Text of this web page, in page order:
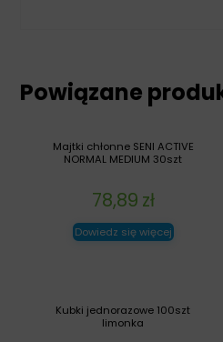
Powiązane
Majtki chłonne SENI ACTIVE
NORMAL MEDIUM 30szt
78,89 zł
Dowiedz się więcej
Kubki jednorazowe 100szt
limonka